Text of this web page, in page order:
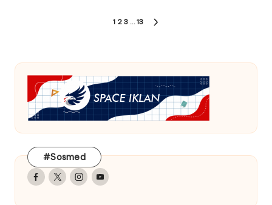
1 2 3 … 13
#Sosmed
Facebook
TwitterInstagram
Youtube